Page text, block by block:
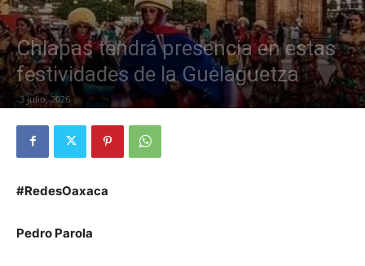
Chiapas tendrá presencia en estas
festividades de la Guelaguetza
3 julio, 2026
#RedesOaxaca
Pedro Parola